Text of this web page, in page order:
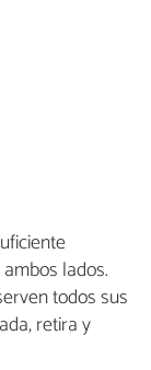
lados.
todos sus
retira y